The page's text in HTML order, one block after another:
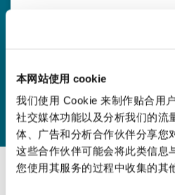
本网站使用 cookie
我们使用 Cookie 来制作贴合用
社交媒体功能以及分析我们的流
体、广告和分析合作伙伴分享您
这些合作伙伴可能会将此类信息
您使用其服务的过程中收集的其
查看更多